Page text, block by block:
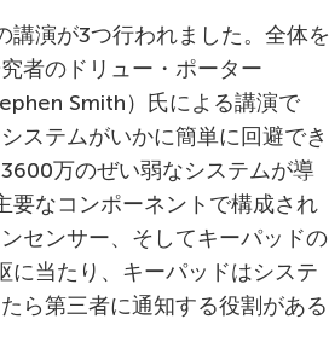
演が3つ行われました。全体を
者のドリュー・ポーター
Smith）氏による講演で
ステムがいかに簡単に回避でき
万のぜい弱なシステムが導
要なコンポーネントで構成され
センサー、そしてキーパッドの
に当たり、キーパッドはシステ
ら第三者に通知する役割がある